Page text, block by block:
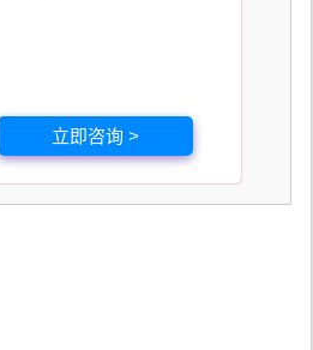
立即咨询 >